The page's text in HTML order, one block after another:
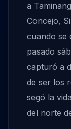
a
Concejo,
cuando se
pasado
capturó a
de ser los
segó la
del norte